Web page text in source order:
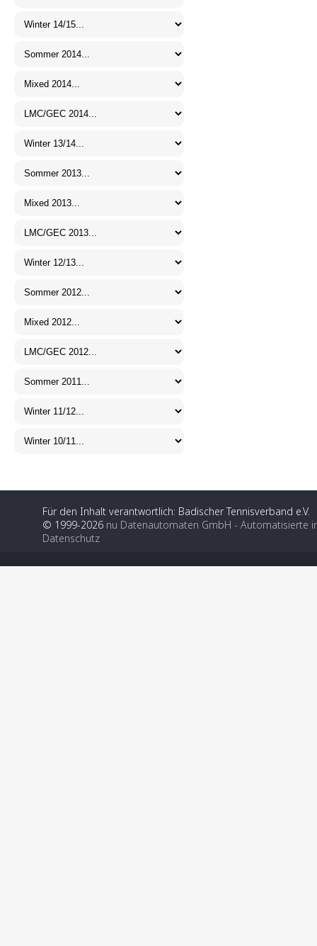
Für den Inhalt verantwortlich: Badischer Tennisverband e.V.
© 1999-2026 nu Datenautomaten GmbH - Automatisierte
Datenschutz